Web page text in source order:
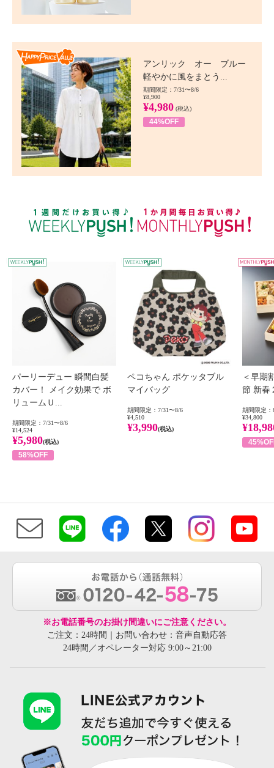
アンリック オー ブルー
軽やかに風をまとう...
期間限定：7/31〜8/6
¥8,900
¥4,980 (税込)
44%OFF
WEEKLY PUSH
パーリーデュー 瞬間白髪
カバー！ メイク効果で ボ
リュームＵ...
期間限定：7/31〜8/6
¥14,524
¥5,980(税込)
58%OFF
ペコちゃん ポケッタブル
マイバッグ
期間限定：7/31〜8/6
¥4,510
¥3,990(税込)
＜早期
節 新春
期間限定：
¥34,800
※お電話番号のお掛け間違いにご注意ください。
ご注文：24時間｜お問い合わせ：音声自動応答
24時間／オペレーター対応 9:00～21:00